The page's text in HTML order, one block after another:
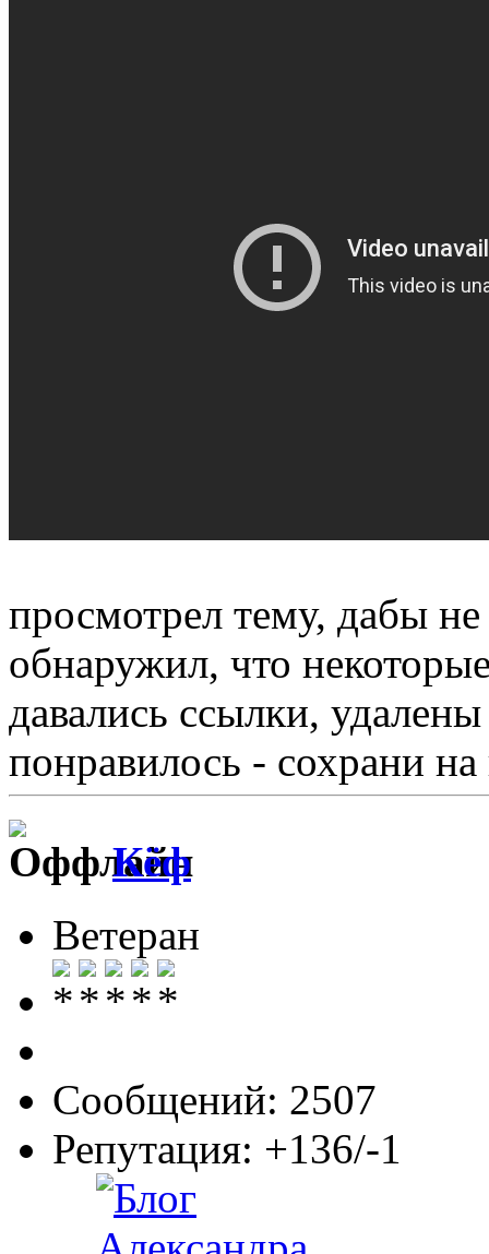
просмотрел тему, дабы
обнаружил, что
давались ссылки,
понравилось - сохрани
Кёф
Ветеран
Сообщений: 2507
Репутация: +136/-1